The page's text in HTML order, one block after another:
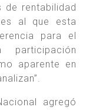
de rentabilidad
al que esta
para el
aparente en
agregó